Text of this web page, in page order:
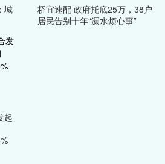
城
桥宜速配 政府托底25万，38户
居民告别十年“漏水烦心事”
起